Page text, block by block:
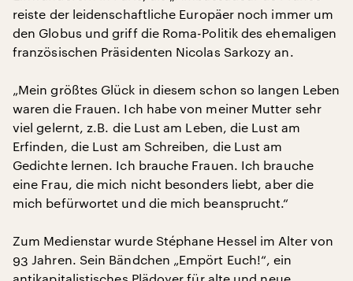
reiste der leidenschaftliche Europäer noch immer um
den Globus und griff die Roma-Politik des ehemaligen
französischen Präsidenten Nicolas Sarkozy an.
„Mein größtes Glück in diesem schon so langen Leben
waren die Frauen. Ich habe von meiner Mutter sehr
viel gelernt, z.B. die Lust am Leben, die Lust am
Erfinden, die Lust am Schreiben, die Lust am
Gedichte lernen. Ich brauche Frauen. Ich brauche
eine Frau, die mich nicht besonders liebt, aber die
mich befürwortet und die mich beansprucht.“
Zum Medienstar wurde Stéphane Hessel im Alter von
93 Jahren. Sein Bändchen „Empört Euch!“, ein